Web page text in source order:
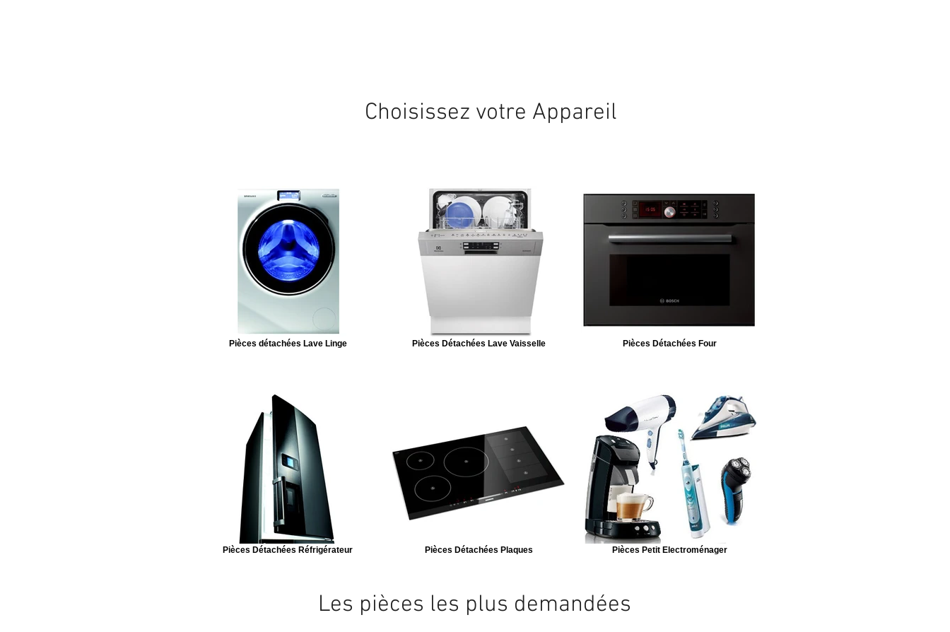
Choisissez votre Appareil
Pièces détachées Lave Linge Pièces Détachées Lave Vaisselle Pièces Détachées Four
Pièces Détachées Réfrigérateur Pièces Détachées Plaques Pièces Petit Electroménager
Les pièces les plus demandées